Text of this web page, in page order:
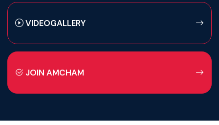
VIDEOGALLERY
JOIN AMCHAM